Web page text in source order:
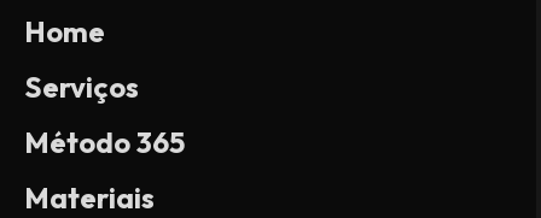
Home
Serviços
Método 365
Materiais